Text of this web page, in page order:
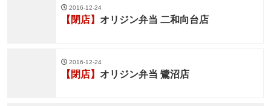
2016-12-24
【閉店】 オリジン弁当 二和向台店
2016-12-24
【閉店】 オリジン弁当 鷺沼店